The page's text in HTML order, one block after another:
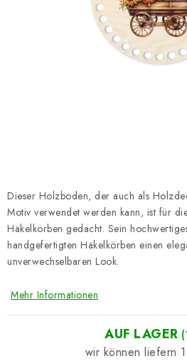
Datenschutzerklärung
Impressum
Dieser Holzboden, der auch als
Motiv verwendet werden kann, ist für
Häkelkörben gedacht. Sein
handgefertigten Häkelkörben einen
unverwechselbaren Look.
Mehr Informationen
AUF LAGER